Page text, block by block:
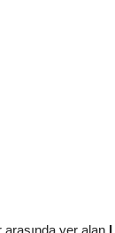
yer alan